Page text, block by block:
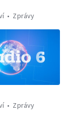
Zprávy
Zprávy